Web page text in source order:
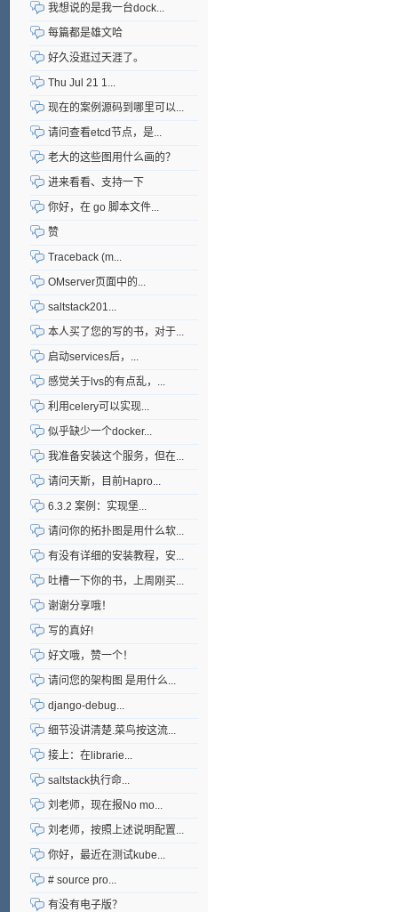
我想说的是我一台dock...
每篇都是雄文哈
好久没逛过天涯了。
Thu Jul 21 1...
现在的案例源码到哪里可以...
请问查看etcd节点，是...
老大的这些图用什么画的？
进来看看、支持一下
你好，在 go 脚本文件...
赞
Traceback (m...
OMserver页面中的...
saltstack201...
本人买了您的写的书，对于...
启动services后，...
感觉关于lvs的有点乱，...
利用celery可以实现...
似乎缺少一个docker...
我准备安装这个服务，但在...
请问天斯，目前Hapro...
6.3.2 案例：实现堡...
请问你的拓扑图是用什么软...
有没有详细的安装教程，安...
吐槽一下你的书，上周刚买...
谢谢分享哦！
写的真好!
好文哦，赞一个！
请问您的架构图 是用什么...
django-debug...
细节没讲清楚.菜鸟按这流...
接上：在librarie...
saltstack执行命...
刘老师，现在报No mo...
刘老师，按照上述说明配置...
你好，最近在测试kube...
# source pro...
有没有电子版？